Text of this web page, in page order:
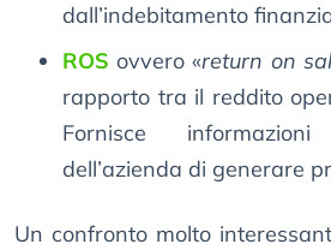
dall’indebitamento
ROS ovvero «return on
rapporto tra il reddito
Fornisce
dell’azienda di generare
Un confronto molto